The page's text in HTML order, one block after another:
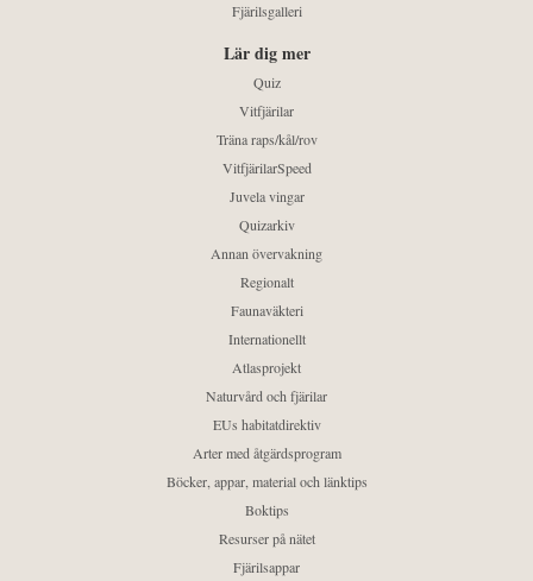
Fjärilsgalleri
Lär dig mer
Quiz
Vitfjärilar
Träna raps/kål/rov
VitfjärilarSpeed
Juvela vingar
Quizarkiv
Annan övervakning
Regionalt
Faunaväkteri
Internationellt
Atlasprojekt
Naturvård och fjärilar
EUs habitatdirektiv
Arter med åtgärdsprogram
Böcker, appar, material och länktips
Boktips
Resurser på nätet
Fjärilsappar